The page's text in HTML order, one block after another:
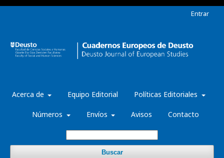
Acerca de Equipo Editorial Políticas Editoriales
Números Envíos Avisos Contacto
Buscar
Entrar